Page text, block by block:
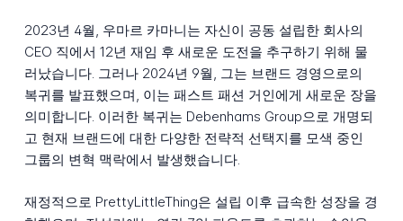
2023년 4월, 우마르 카마니는 자신이 공동 설립한 회사의
CEO 직에서 12년 재임 후 새로운 도전을 추구하기 위해 물
러났습니다. 그러나 2024년 9월, 그는 브랜드 경영으로의
복귀를 발표했으며, 이는 패스트 패션 거인에게 새로운 장을
의미합니다. 이러한 복귀는 Debenhams Group으로 개명되
고 현재 브랜드에 대한 다양한 전략적 선택지를 모색 중인
그룹의 변혁 맥락에서 발생했습니다.
재정적으로 PrettyLittleThing은 설립 이후 급속한 성장을 경